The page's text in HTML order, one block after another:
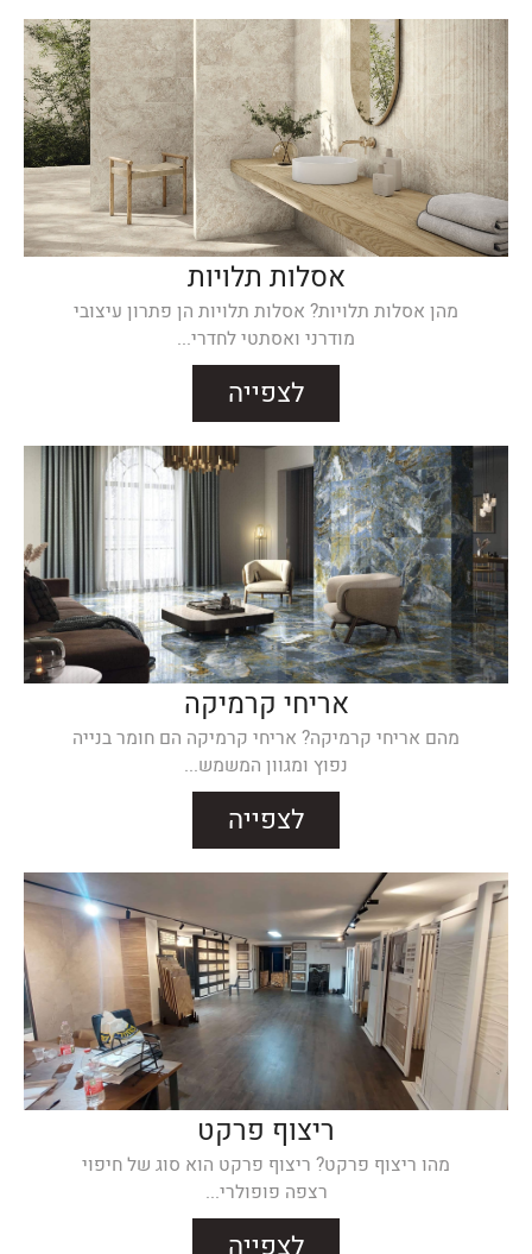
אסלות תלויות
מהן אסלות תלויות? אסלות תלויות הן פתרון עיצובי
מודרני ואסתטי לחדרי...
לצפייה
אריחי קרמיקה
מהם אריחי קרמיקה? אריחי קרמיקה הם חומר בנייה
נפוץ ומגוון המשמש...
לצפייה
ריצוף פרקט
מהו ריצוף פרקט? ריצוף פרקט הוא סוג של חיפוי
רצפה פופולרי...